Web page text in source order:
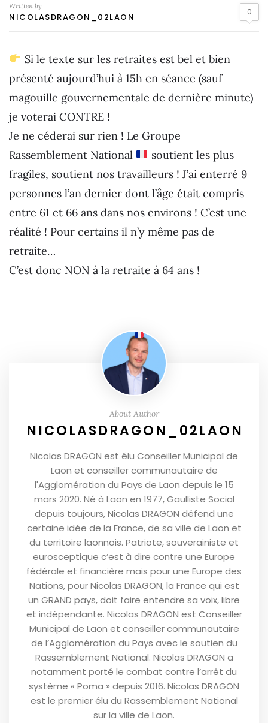
Written by
NICOLASDRAGON_02LAON 0
Si le texte sur les retraites est bel et bien
présenté aujourd’hui à 15h en séance (sauf
magouille gouvernementale de dernière minute)
je voterai CONTRE !
Je ne céderai sur rien ! Le Groupe
Rassemblement National
soutient les plus
fragiles, soutient nos travailleurs ! J’ai enterré 9
personnes l’an dernier dont l’âge était compris
entre 61 et 66 ans dans nos environs ! C’est une
réalité ! Pour certains il n’y même pas de
retraite…
C’est donc NON à la retraite à 64 ans !
About Author
NICOLASDRAGON_02LAON
Nicolas DRAGON est élu Conseiller Municipal de
Laon et conseiller communautaire de
l'Agglomération du Pays de Laon depuis le 15
mars 2020. Né à Laon en 1977, Gaulliste Social
depuis toujours, Nicolas DRAGON défend une
certaine idée de la France, de sa ville de Laon et
du territoire laonnois. Patriote, souverainiste et
eurosceptique c’est à dire contre une Europe
fédérale et financière mais pour une Europe des
Nations, pour Nicolas DRAGON, la France qui est
un GRAND pays, doit faire entendre sa voix, libre
et indépendante. Nicolas DRAGON est Conseiller
Municipal de Laon et conseiller communautaire
de l’Agglomération du Pays avec le soutien du
Rassemblement National. Nicolas DRAGON a
notamment porté le combat contre l’arrêt du
système « Poma » depuis 2016. Nicolas DRAGON
est le premier élu du Rassemblement National
sur la ville de Laon.